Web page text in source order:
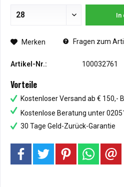
In
Merken Fragen zum
Artikel-Nr.: 100032761
Vorteile
Kostenloser Versand ab € 150,-
Kostenlose Beratung unter
30 Tage Geld-Zurück-Garantie